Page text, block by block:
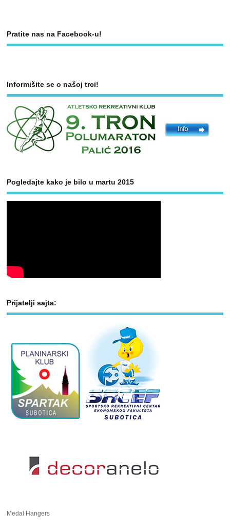
Pratite nas na Facebook-u!
Informišite se o našoj trci!
Pogledajte kako je bilo u martu 2015
Prijatelji sajta:
Medal Hangers